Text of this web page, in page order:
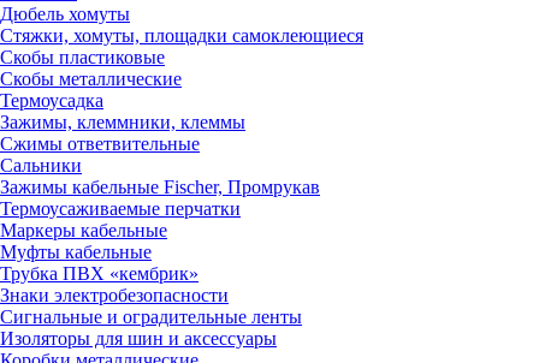
Дюбель хомуты
Стяжки, хомуты, площадки самоклеющиеся
Скобы пластиковые
Скобы металлические
Термоусадка
Зажимы, клеммники, клеммы
Сжимы ответвительные
Сальники
Зажимы кабельные Fischer, Промрукав
Термоусаживаемые перчатки
Маркеры кабельные
Муфты кабельные
Трубка ПВХ «кембрик»
Знаки электробезопасности
Сигнальные и оградительные ленты
Изоляторы для шин и аксессуары